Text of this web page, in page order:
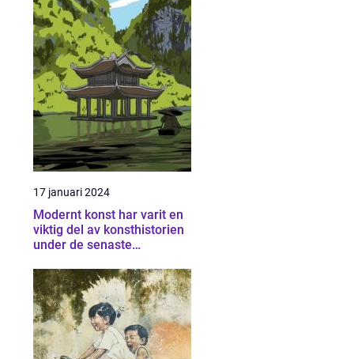
17 januari 2024
Modernt konst har varit en
viktig del av konsthistorien
under de senaste
fortsatt att utvecklas och
förändras